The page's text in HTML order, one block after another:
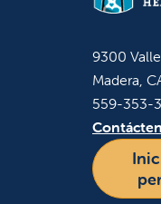
9300
Madera,
559-353-